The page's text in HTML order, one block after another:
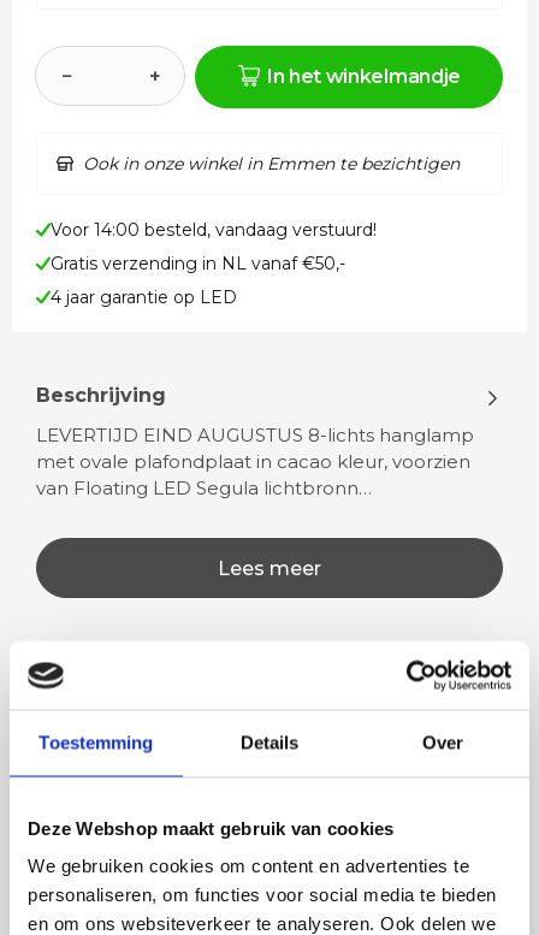
Toestemming Details Over
Deze Webshop maakt gebruik van cookies
We gebruiken cookies om content en advertenties te
personaliseren, om functies voor social media te bieden
en om ons websiteverkeer te analyseren. Ook delen we
− + In het winkelmandje
Ook in onze winkel in Emmen te bezichtigen
Voor 14:00 besteld, vandaag verstuurd!
Gratis verzending in NL vanaf €50,-
4 jaar garantie op LED
Beschrijving
LEVERTIJD EIND AUGUSTUS 8-lichts hanglamp
met ovale plafondplaat in cacao kleur, voorzien
van Floating LED Segula lichtbronn…
Lees meer
Fijne site waar ik een mooie
lamp heb uitgekozen en
werd deze al bezorgd. Super
netjes en veilig verpakt.
Het bestellen,
artikel is zeer mooi
veel sfeer, het is ook
eenvoudig te